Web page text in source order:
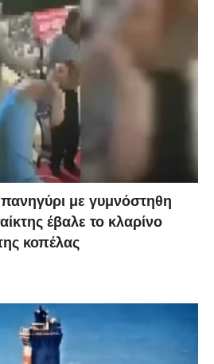
με γυμνόστηθη
έβαλε το κλαρίνο
κοπέλας